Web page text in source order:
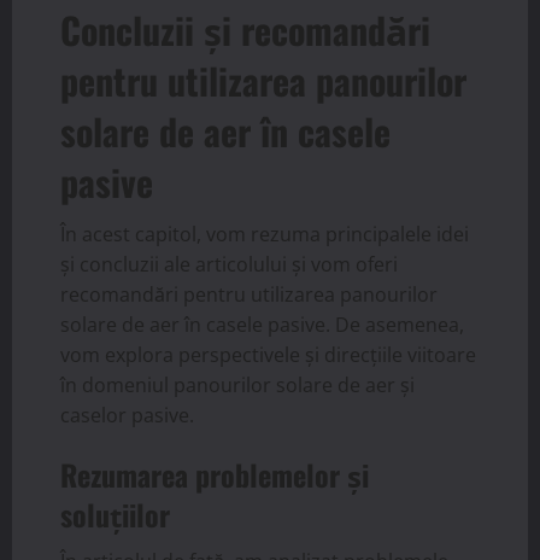
Concluzii și recomandări
pentru utilizarea panourilor
solare de aer în casele
pasive
În acest capitol, vom rezuma principalele idei
și concluzii ale articolului și vom oferi
recomandări pentru utilizarea panourilor
solare de aer în casele pasive. De asemenea,
vom explora perspectivele și direcțiile viitoare
în domeniul panourilor solare de aer și
caselor pasive.
Rezumarea problemelor și
soluțiilor